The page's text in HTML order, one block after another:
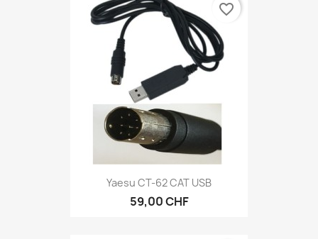
Yaesu CT-62 CAT USB
59,00 CHF
favorite_border